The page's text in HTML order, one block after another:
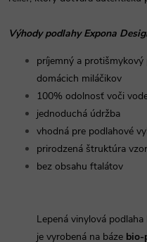
Výhody podlahy Expona
príjemný a
domácich miláčikov
100% odolnosť voči
jednoduchá údržba
vhodná pre podlahové
prirodzená štruktúra
bez obsahu ftalátov
Lepená vinylová podlaha
je vyrobená na báze bio-